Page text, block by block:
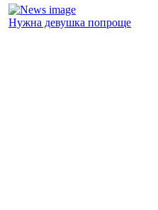
Нужна девушка попроще